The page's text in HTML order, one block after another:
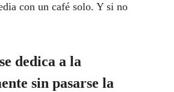
con un café solo. Y si no
dedica a la
sin pasarse la